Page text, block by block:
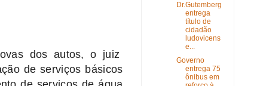
dos autos, o juiz
de serviços básicos
Dr.Gutemberg
entrega
título de
cidadão
ludovicens
e...
Governo
entrega 75
ônibus em